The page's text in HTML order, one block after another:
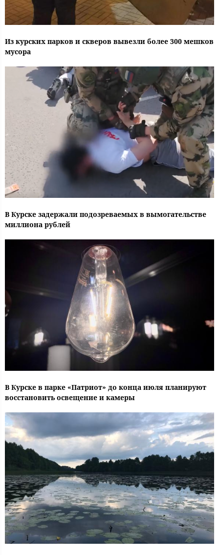
Из курских парков и скверов вывезли более 300 мешков
мусора
В Курске задержали подозреваемых в вымогательстве
миллиона рублей
В Курске в парке «Патриот» до конца июля планируют
восстановить освещение и камеры